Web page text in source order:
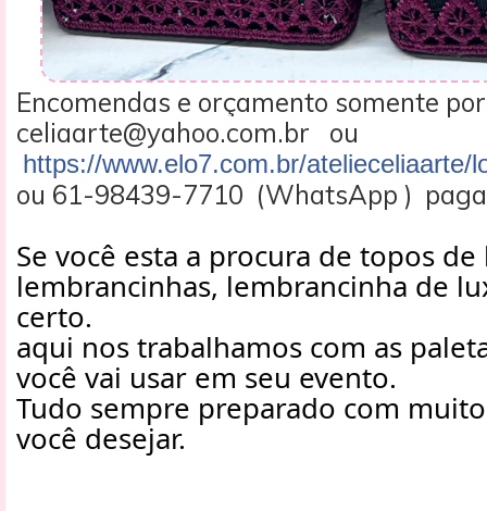
Encomendas e orçamento somente
celiaarte@yahoo.com.br ou
https://www.elo7.com.br/atelieceliaarte/
ou 61-98439-7710 (WhatsApp )
Se você esta a procura de topos
lembrancinhas, lembrancinha de
certo.
aqui nos trabalhamos com as
você vai usar em seu evento.
Tudo sempre preparado com
você desejar.